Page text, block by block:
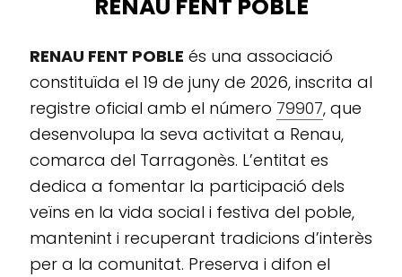
RENAU FENT POBLE
RENAU FENT POBLE és una associació
constituïda el 19 de juny de 2026, inscrita al
registre oficial amb el número 79907, que
desenvolupa la seva activitat a Renau,
comarca del Tarragonès. L’entitat es
dedica a fomentar la participació dels
veïns en la vida social i festiva del poble,
mantenint i recuperant tradicions d’interès
per a la comunitat. Preserva i difon el